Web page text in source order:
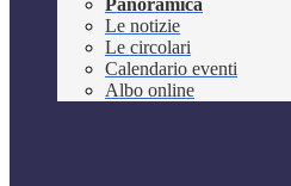
Panoramica
Le notizie
Le circolari
Calendario eventi
Albo online